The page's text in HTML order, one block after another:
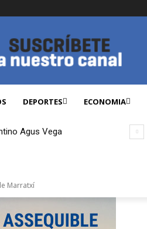
DEPORTES ECONOMIA
Agus Vega
Marratxí